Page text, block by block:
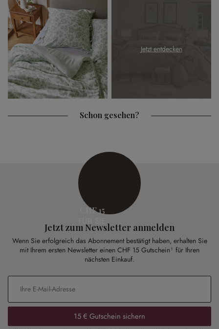
Jetzt entdecken
Schon gesehen?
CHF 15
Jetzt zum Newsletter anmelden
Wenn Sie erfolgreich das Abonnement bestätigt haben, erhalten Sie
mit Ihrem ersten Newsletter einen CHF 15 Gutschein¹ für Ihren
nächsten Einkauf.
E-Mail-Adresse
15 € Gutschein sichern